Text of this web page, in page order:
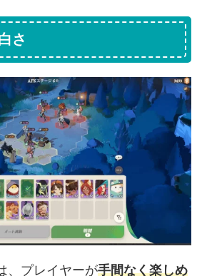
さ
、プレイヤーが手間なく楽しめ